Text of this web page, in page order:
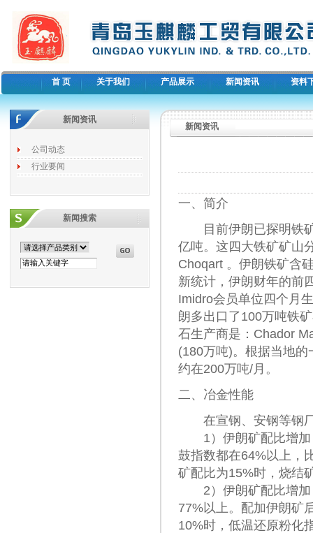
首 页 关于我们 产品展示 新闻资讯 资料
新闻资讯
公司动态
行业要闻
新闻搜索
新闻资讯
一、简介
目前伊朗已探明铁矿
亿吨。这四大铁矿矿山
Choqart 。伊朗铁矿含
新统计，伊朗财年的前
Imidro会员单位四个月
朗多出口了100万吨铁
石生产商是：Chador
(180万吨)。根据当地
约在200万吨/月。
二、冶金性能
在宣钢、安钢等钢厂
1）伊朗矿配比增加
鼓指数都在64%以上，
矿配比为15%时，烧结
2）伊朗矿配比增加
77%以上。配加伊朗矿
10%时，低温还原粉化